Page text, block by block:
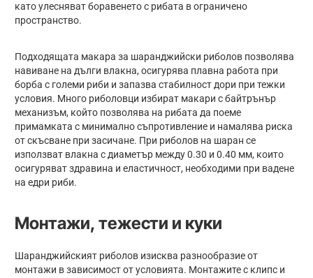
като улесняват боравенето с рибата в ограничено
пространство.
Подходящата макара за шаранджийски риболов позволява
навиване на дълги влакна, осигурява плавна работа при
борба с големи риби и запазва стабилност дори при тежки
условия. Много риболовци избират макари с байтрънър
механизъм, който позволява на рибата да поеме
примамката с минимално съпротивление и намалява риска
от скъсване при засичане. При риболов на шаран се
използват влакна с диаметър между 0.30 и 0.40 мм, които
осигуряват здравина и еластичност, необходими при вадене
на едри риби.
Монтажи, тежести и куки
Шаранджийският риболов изисква разнообразие от
монтажи в зависимост от условията. Монтажите с клипс и